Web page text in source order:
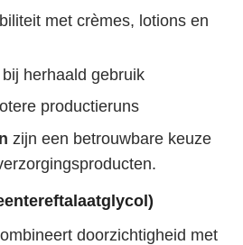
met crèmes, lotions en
herhaald gebruik
productieruns
zijn een betrouwbare keuze
doorzichtigheid met